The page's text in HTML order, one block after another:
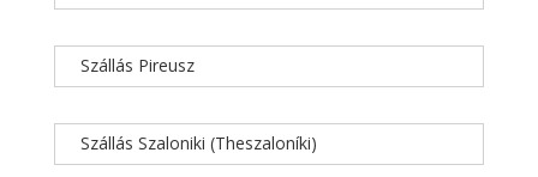
Szállás Pireusz
Szállás Szaloniki (Theszaloníki)